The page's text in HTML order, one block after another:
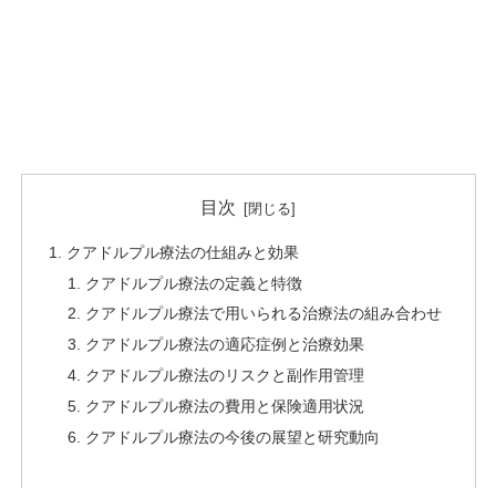
目次
クアドルプル療法の仕組みと効果
クアドルプル療法の定義と特徴
クアドルプル療法で用いられる治療法の組み合わせ
クアドルプル療法の適応症例と治療効果
クアドルプル療法のリスクと副作用管理
クアドルプル療法の費用と保険適用状況
クアドルプル療法の今後の展望と研究動向